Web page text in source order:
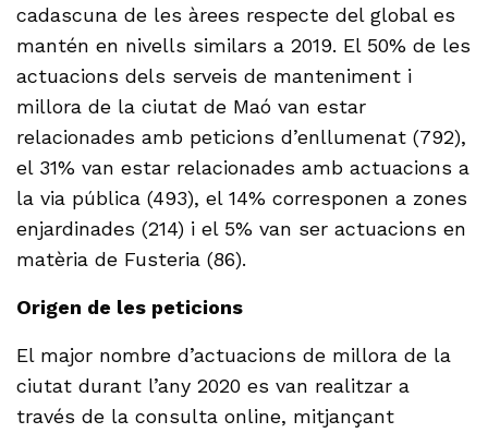
cadascuna de les àrees respecte del global es
mantén en nivells similars a 2019. El 50% de les
actuacions dels serveis de manteniment i
millora de la ciutat de Maó van estar
relacionades amb peticions d’enllumenat (792),
el 31% van estar relacionades amb actuacions a
la via pública (493), el 14% corresponen a zones
enjardinades (214) i el 5% van ser actuacions en
matèria de Fusteria (86).
Origen de les peticions
El major nombre d’actuacions de millora de la
ciutat durant l’any 2020 es van realitzar a
través de la consulta online, mitjançant